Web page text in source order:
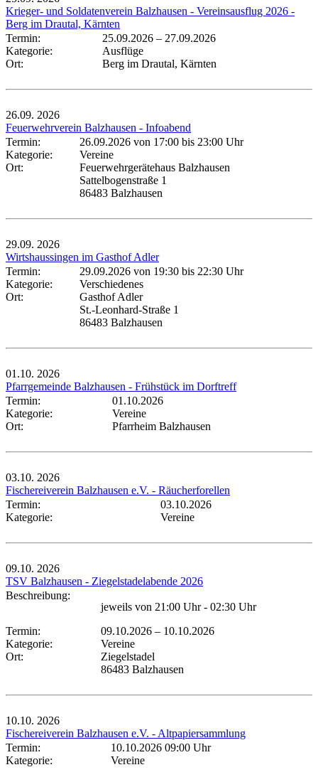
Krieger- und Soldatenverein Balzhausen - Vereinsausflug 2026 -
Berg im Drautal, Kärnten
Termin:
25.09.2026 – 27.09.2026
Kategorie:
Ausflüge
Ort:
Berg im Drautal, Kärnten
26.09. 2026
Feuerwehrverein Balzhausen - Infoabend
Termin:
26.09.2026 von 17:00 bis 23:00 Uhr
Kategorie:
Vereine
Ort:
Feuerwehrgerätehaus Balzhausen
Sattelbogenstraße 1
86483 Balzhausen
29.09. 2026
Wirtshaussingen im Gasthof Adler
Termin:
29.09.2026 von 19:30 bis 22:30 Uhr
Kategorie:
Verschiedenes
Ort:
Gasthof Adler
St.-Leonhard-Straße 1
86483 Balzhausen
01.10. 2026
Pfarrgemeinde Balzhausen - Frühstück im Dorftreff
Termin:
01.10.2026
Kategorie:
Vereine
Ort:
Pfarrheim Balzhausen
03.10. 2026
Fischereiverein Balzhausen e.V. - Räucherforellen
Termin:
03.10.2026
Kategorie:
Vereine
09.10. 2026
TSV Balzhausen - Ziegelstadelabende 2026
Beschreibung:
jeweils von 21:00 Uhr - 02:30 Uhr
Termin:
09.10.2026 – 10.10.2026
Kategorie:
Vereine
Ort:
Ziegelstadel
86483 Balzhausen
10.10. 2026
Fischereiverein Balzhausen e.V. - Altpapiersammlung
Termin:
10.10.2026 09:00 Uhr
Kategorie:
Vereine